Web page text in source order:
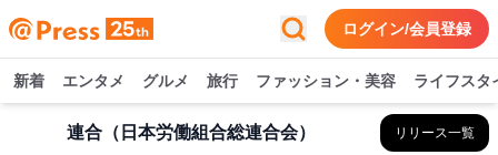
ログイン/会員登録
新着 エンタメ グルメ 旅行 ファッション・美容 ライフスタ
連合（日本労働組合総連合会） リリース一覧